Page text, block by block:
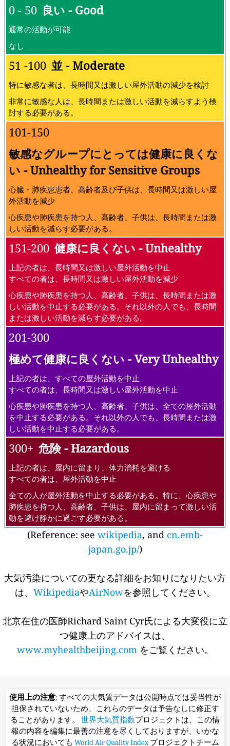
0 - 50 良い - Good
通常の活動が可能
なし
51 -100 並 - Moderate
特に敏感な者は、長時間又は激しい屋外活動の減少を検討
非常に敏感な人は、長時間または激しい活動を減らすよう検
討する必要がある。
101-150
敏感なグループにとっては健康に良くな
い - Unhealthy for Sensitive Groups
心臓・肺疾患患者、高齢者及び子供は、長時間又は激しい屋
外活動を減少
心疾患や肺疾患を持つ人、高齢者、子供は、長時間または激
しい活動を減らす必要がある。
151-200 健康に良くない - Unhealthy
上記の者は、長時間又は激しい屋外活動を中止
すべての者は、長時間又は激しい屋外活動を減少
心疾患や肺疾患を持つ人、高齢者、子供は、長時間または激
しい活動を中止する必要がある。それ以外の人でも、長時間
または激しい活動を減らす必要がある。
201-300
極めて健康に良くない - Very Unhealthy
上記の者は、すべての屋外活動を中止
すべての者は、長時間又は激しい屋外活動を中止
心疾患や肺疾患を持つ人、高齢者、子供は、全ての屋外活動
を中止する必要がある。それ以外の人でも、長時間または激
しい活動を中止する必要がある。
300+ 危険 - Hazardous
上記の者は、屋内に留まり、体力消耗を避ける
すべての者は、屋外活動を中止
全ての人が屋外活動を中止する必要がある。特に、心疾患や
肺疾患を持つ人、高齢者、子供は、屋内に留まって激しい活
動を避け静かに過ごす必要がある。
(Reference: see wikipedia, and cn.emb-
japan.go.jp/)
大気汚染についての更なる詳細をお知りになりたい方
は、 WikipediaやAirNowを参照してください。
北京在住の医師Richard Saint Cyr氏による大変役に立
つ健康上のアドバイスは、
www.myhealthbeijing.com をご覧ください。
使用上の注意: すべての大気質データは公開時点では妥当性が
担保されていないため、これらのデータは予告なしに修正す
ることがあります。 世界大気質指数プロジェクトは、この情
報の内容を編集に最善の注意を尽くしておりますが、いかな
る状況においても World Air Quality Indexプロジェクトチーム